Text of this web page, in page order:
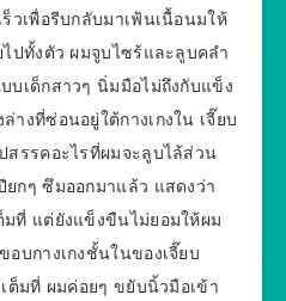
วเพื่อรีบกลับมาเฟ้นเนื้อนมให้
ปทั้งตัว ผมจูบไซร้และลูบคลำ
บเด็กสาวๆ นิ่มมือไม่ถึงกับแข็ง
างที่ซ่อนอยู่ใต้กางเกงใน เจี๊ยบ
สรรคอะไรที่ผมจะลูบไล้ส่วน
กๆ ซึมออกมาแล้ว แสดงว่า
ที่ แต่ยังแข็งขืนไม่ยอมให้ผม
บกางเกงชั้นในของเจี๊ยบ
ต็มที่ ผมค่อยๆ ขยับนิ้วมือเข้า